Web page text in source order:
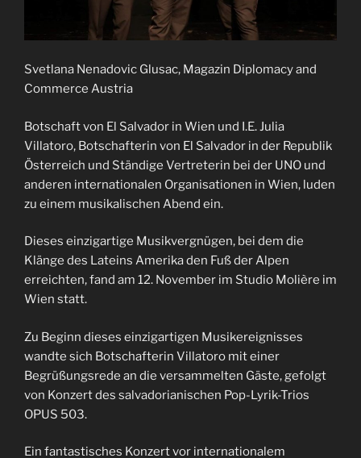
Svetlana Nenadovic Glusac, Magazin Diplomacy and
Commerce Austria
Botschaft von El Salvador in Wien und I.E. Julia
Villatoro, Botschafterin von El Salvador in der Republik
Österreich und Ständige Vertreterin bei der UNO und
anderen internationalen Organisationen in Wien, luden
zu einem musikalischen Abend ein.
Dieses einzigartige Musikvergnügen, bei dem die
Klänge des Lateins Amerika den Fuß der Alpen
erreichten, fand am 12. November im Studio Molière im
Wien statt.
Zu Beginn dieses einzigartigen Musikereignisses
wandte sich Botschafterin Villatoro mit einer
Begrüßungsrede an die versammelten Gäste, gefolgt
von Konzert des salvadorianischen Pop-Lyrik-Trios
OPUS 503.
Ein fantastisches Konzert vor internationalem